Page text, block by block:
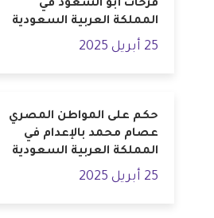
فرحات أبو السعود في
المملكة العربية السعودية
25 أبريل 2025
حكم على المواطن المصري
عصام محمد بالإعدام في
المملكة العربية السعودية
25 أبريل 2025